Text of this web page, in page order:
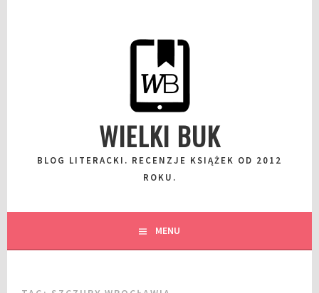
WIELKI BUK
BLOG LITERACKI. RECENZJE KSIĄŻEK OD 2012
ROKU.
MENU